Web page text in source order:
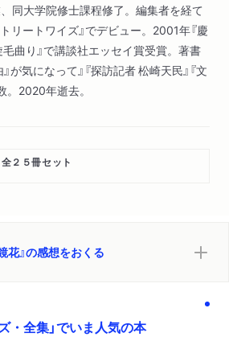
同大学院修士課程修了。編集者を経て
リートワイズ』でデビュー。2001年『慶
曲り』で講談社エッセイ賞受賞。著書
』が気になって』『探訪記者 松崎天民』『文
。2020年逝去。
２５冊セット
』の感想をおくる
・全集」でいま人気の本